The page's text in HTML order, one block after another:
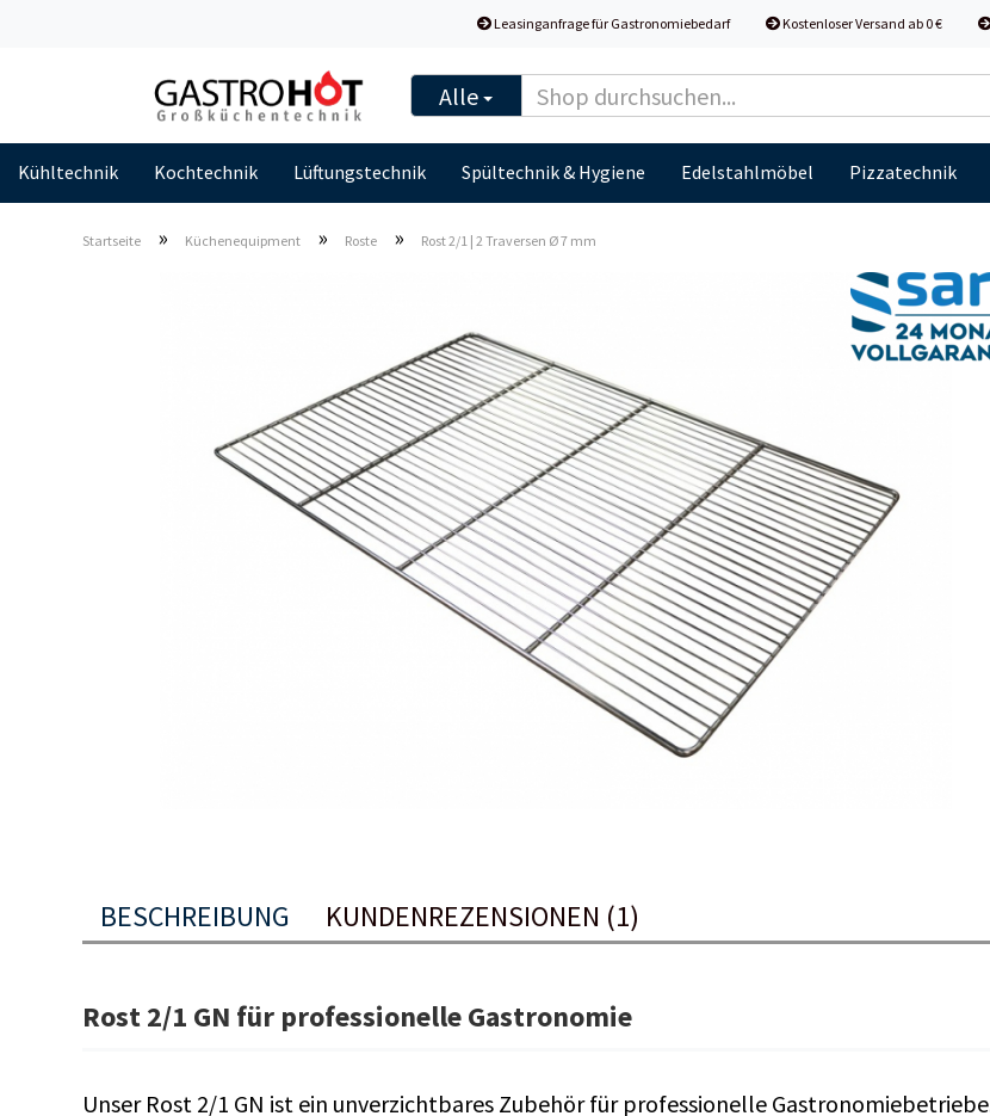
Leasinganfrage für Gastronomiebedarf Kostenloser Versand ab 0 €
Alle
Kühltechnik Kochtechnik Lüftungstechnik Spültechnik & Hygiene Edelstahlmöbel Pizzatechnik
Startseite » Küchenequipment » Roste » Rost 2/1 | 2 Traversen Ø 7 mm
BESCHREIBUNG KUNDENREZENSIONEN (1)
Rost 2/1 GN für professionelle Gastronomie
Unser Rost 2/1 GN ist ein unverzichtbares Zubehör für professionelle